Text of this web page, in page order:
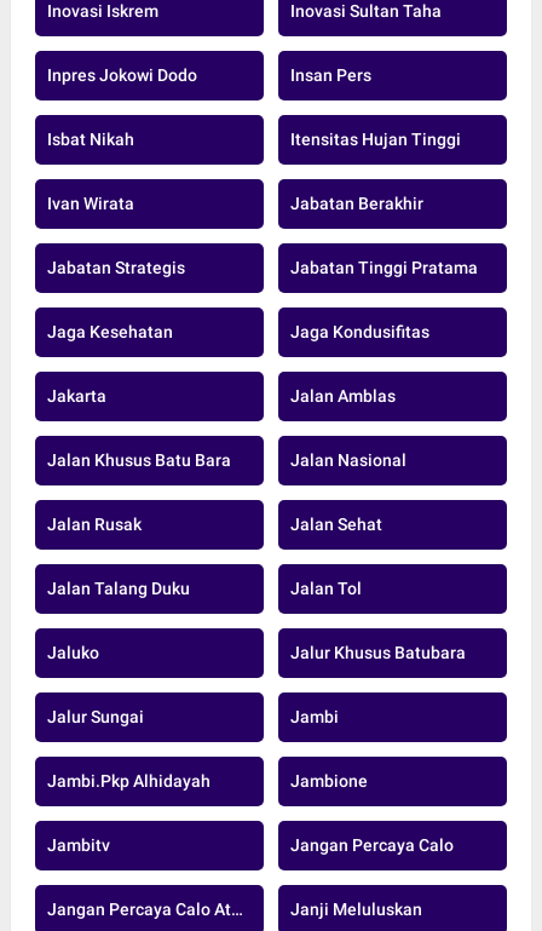
Inovasi Iskrem Inovasi Sultan Taha
Inpres Jokowi Dodo Insan Pers
Isbat Nikah Itensitas Hujan Tinggi
Ivan Wirata Jabatan Berakhir
Jabatan Strategis Jabatan Tinggi Pratama
Jaga Kesehatan Jaga Kondusifitas
Jakarta Jalan Amblas
Jalan Khusus Batu Bara Jalan Nasional
Jalan Rusak Jalan Sehat
Jalan Talang Duku Jalan Tol
Jaluko Jalur Khusus Batubara
Jalur Sungai Jambi
Jambi.pkp Alhidayah Jambione
Jambitv Jangan Percaya Calo
Jangan Percaya Calo Atau Oknum Janji Meluluskan